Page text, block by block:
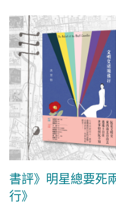
書評》明星總要死
行》